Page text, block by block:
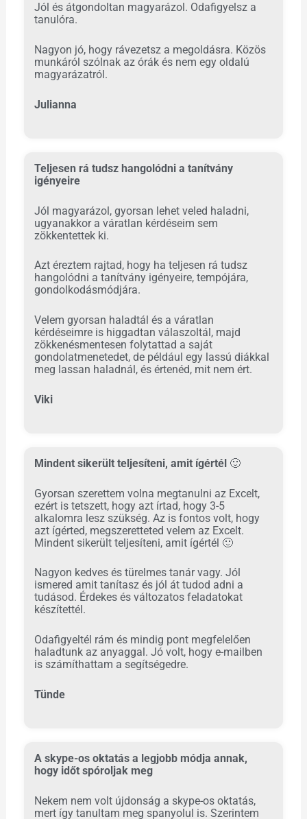
Jól és átgondoltan magyarázol. Odafigyelsz a
tanulóra.
Nagyon jó, hogy rávezetsz a megoldásra. Közös
munkáról szólnak az órák és nem egy oldalú
magyarázatról.
Julianna
Teljesen rá tudsz hangolódni a tanítvány
igényeire
Jól magyarázol, gyorsan lehet veled haladni,
ugyanakkor a váratlan kérdéseim sem
zökkentettek ki.
Azt éreztem rajtad, hogy ha teljesen rá tudsz
hangolódni a tanítvány igényeire, tempójára,
gondolkodásmódjára.
Velem gyorsan haladtál és a váratlan
kérdéseimre is higgadtan válaszoltál, majd
zökkenésmentesen folytattad a saját
gondolatmenetedet, de például egy lassú diákkal
meg lassan haladnál, és értenéd, mit nem ért.
Viki
Mindent sikerült teljesíteni, amit ígértél 🙂
Gyorsan szerettem volna megtanulni az Excelt,
ezért is tetszett, hogy azt írtad, hogy 3-5
alkalomra lesz szükség. Az is fontos volt, hogy
azt ígérted, megszeretteted velem az Excelt.
Mindent sikerült teljesíteni, amit ígértél 🙂
Nagyon kedves és türelmes tanár vagy. Jól
ismered amit tanítasz és jól át tudod adni a
tudásod. Érdekes és változatos feladatokat
készítettél.
Odafigyeltél rám és mindig pont megfelelően
haladtunk az anyaggal. Jó volt, hogy e-mailben
is számíthattam a segítségedre.
Tünde
A skype-os oktatás a legjobb módja annak,
hogy időt spóroljak meg
Nekem nem volt újdonság a skype-os oktatás,
mert így tanultam meg spanyolul is. Szerintem